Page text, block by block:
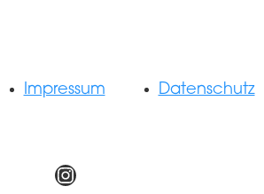
Impressum Datenschutz
Instagram